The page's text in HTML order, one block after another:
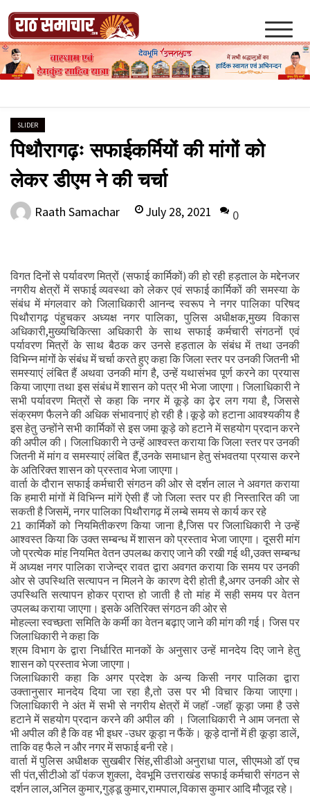
content
Raath Samachar
SLIDER
पिथौरागढ़ः सफाईकर्मियों की मांगों को
लेकर डीएम ने की चर्चा
Raath Samachar July 28, 2021 0
विगत दिनों से पर्यावरण मित्रों (सफाई कार्मिकों) की हो रही हड़ताल के मद्देनजर
नगरीय क्षेत्रों में सफाई व्यवस्था को लेकर एवं सफाई कार्मिकों की समस्या के
संबंध में मंगलवार को जिलाधिकारी आनन्द स्वरूप ने नगर पालिका परिषद
पिथौरागढ़ पंहुचकर अध्यक्ष नगर पालिका, पुलिस अधीक्षक,मुख्य विकास
अधिकारी,मुख्यचिकित्सा अधिकारी के साथ सफाई कर्मचारी संगठनों एवं
पर्यावरण मित्रों के साथ बैठक कर उनसे हड़ताल के संबंध में तथा उनकी
विभिन्न मांगों के संबंध में चर्चा करते हुए कहा कि जिला स्तर पर उनकी जितनी भी
समस्याएं लंबित हैं अथवा उनकी मांग है, उन्हें यथासंभव पूर्ण करने का प्रयास
किया जाएगा तथा इस संबंध में शासन को पत्र भी भेजा जाएगा। जिलाधिकारी ने
सभी पर्यावरण मित्रों से कहा कि नगर में कूड़े का ढ़ेर लग गया है, जिससे
संक्रमण फैलने की अधिक संभावनाएं हो रही है।कूड़े को हटाना आवश्यकीय है
इस हेतु उन्होंने सभी कार्मिकों से इस जमा कूड़े को हटाने में सहयोग प्रदान करने
की अपील की। जिलाधिकारी ने उन्हें आश्वस्त कराया कि जिला स्तर पर उनकी
जितनी में मांग व समस्याएं लंबित हैं,उनके समाधान हेतु संभवतया प्रयास करने
के अतिरिक्त शासन को प्रस्ताव भेजा जाएगा।
वार्ता के दौरान सफाई कर्मचारी संगठन की ओर से दर्शन लाल ने अवगत कराया
कि हमारी मांगों में विभिन्न मांगें ऐसी हैं जो जिला स्तर पर ही निस्तारित की जा
सकती है जिसमें, नगर पालिका पिथौरागढ़ में लम्बे समय से कार्य कर रहे
21 कार्मिकों को नियमितीकरण किया जाना है,जिस पर जिलाधिकारी ने उन्हें
आश्वस्त किया कि उक्त सम्बन्ध में शासन को प्रस्ताव भेजा जाएगा। दूसरी मांग
जो प्रत्येक मांह नियमित वेतन उपलब्ध कराए जाने की रखी गई थी,उक्त सम्बन्ध
में अध्यक्ष नगर पालिका राजेन्द्र रावत द्वारा अवगत कराया कि समय पर उनकी
ओर से उपस्थिति सत्यापन न मिलने के कारण देरी होती है,अगर उनकी ओर से
उपस्थिति सत्यापन होकर प्राप्त हो जाती है तो मांह में सही समय पर वेतन
उपलब्ध कराया जाएगा। इसके अतिरिक्त संगठन की ओर से
मोहल्ला स्वच्छता समिति के कर्मी का वेतन बढ़ाए जाने की मांग की गई। जिस पर
जिलाधिकारी ने कहा कि
श्रम विभाग के द्वारा निर्धारित मानकों के अनुसार उन्हें मानदेय दिए जाने हेतु
शासन को प्रस्ताव भेजा जाएगा।
जिलाधिकारी कहा कि अगर प्रदेश के अन्य किसी नगर पालिका द्वारा
उक्तानुसार मानदेय दिया जा रहा है,तो उस पर भी विचार किया जाएगा।
जिलाधिकारी ने अंत में सभी से नगरीय क्षेत्रों में जहॉ -जहॉ कूड़ा जमा है उसे
हटाने में सहयोग प्रदान करने की अपील की । जिलाधिकारी ने आम जनता से
भी अपील की है कि वह भी इधर -उधर कूड़ा न फैंकें। कूड़े दानों में ही कूड़ा डालें,
ताकि वह फैले न और नगर में सफाई बनी रहे।
वार्ता में पुलिस अधीक्षक सुखबीर सिंह,सीडीओ अनुराधा पाल, सीएमओ डॉ एच
सी पंत,सीटीओ डॉ पंकज शुक्ला, देवभूमि उत्तराखंड सफाई कर्मचारी संगठन से
दर्शन लाल,अनिल कुमार,गुड्डू कुमार,रामपाल,विकास कुमार आदि मौजूद रहे।